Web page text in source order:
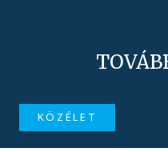
KÖZÉLET